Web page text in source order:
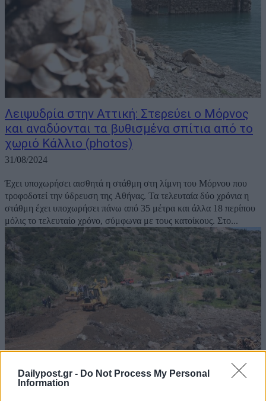
Dailypost.gr - Do Not Process My Personal
Information
Λειψυδρία στην Αττική: Στερεύει ο Μόρνος
και αναδύονται τα βυθισμένα σπίτια από το
χωριό Κάλλιο (photos)
31/08/2024
Έχει υποχωρήσει αισθητά η στάθμη στη λίμνη του Μόρνου που
τροφοδοτεί την ύδρευση της Αθήνας. Τα τελευταία δύο χρόνια η
στάθμη έχει υποχωρήσει πάνω από 35 μέτρα και άλλα 18 περίπου
μόλις το τελευταίο χρόνο, σύμφωνα με τους κατοίκους. Στο...